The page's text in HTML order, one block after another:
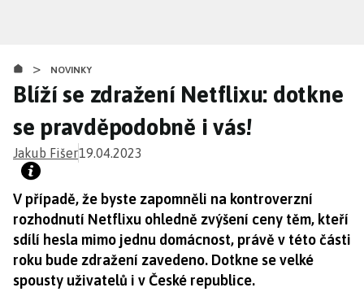
obsahu
> NOVINKY
Blíží se zdražení Netflixu: dotkne
se pravděpodobně i vás!
Jakub Fišer19.04.2023
V případě, že byste zapomněli na kontroverzní
rozhodnutí Netflixu ohledně zvýšení ceny těm, kteří
sdílí hesla mimo jednu domácnost, právě v této části
roku bude zdražení zavedeno. Dotkne se velké
spousty uživatelů i v České republice.